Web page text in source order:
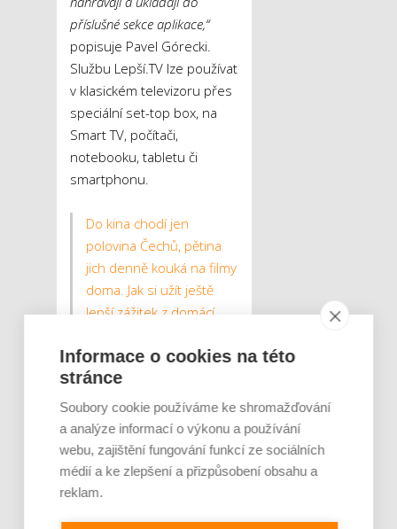
příslušné sekce aplikace,“
popisuje Pavel Górecki.
Službu Lepší.TV lze používat
v klasickém televizoru přes
speciální set-top box, na
Smart TV, počítači,
notebooku, tabletu či
smartphonu.
Do kina chodí jen
polovina Čechů, pětina
jich denně kouká na filmy
doma. Jak si užít ještě
lepší zážitek z domácí
ŠTÍTKY :
nahrávání
IPTV služeb
Informace o cookies na této
stránce
Soubory cookie používáme ke shromažďování
a analýze informací o výkonu a používání
webu, zajištění fungování funkcí ze sociálních
médií a ke zlepšení a přizpůsobení obsahu a
reklam.